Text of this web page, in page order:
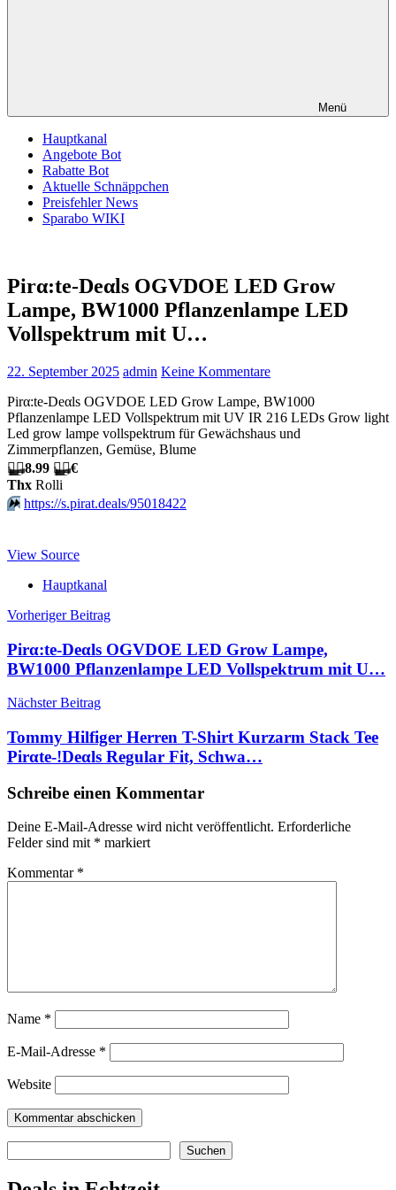
Menü
Hauptkanal
Angebote Bot
Rabatte Bot
Aktuelle Schnäppchen
Preisfehler News
Sparabo WIKI
Pirα:tе-Dеαls OGVDOE LED Grow
Lampe, BW1000 Pflanzenlampe LED
Vollspektrum mit U…
22. September 2025 admin Keine Kommentare
Pirα:tе-Dеαls OGVDOE LED Grow Lampe, BW1000
Pflanzenlampe LED Vollspektrum mit UV IR 216 LEDs Grow light
Led grow lampe vollspektrum für Gewächshaus und
Zimmerpflanzen, Gemüse, Blume
🏴‍☠️8.99 🏴‍☠️€
Thx Rolli
⏩️ https://s.pirat.deals/95018422
View Source
Hauptkanal
Beitragsnavigation
Vorheriger Beitrag
Pirα:tе-Dеαls OGVDOE LED Grow Lampe,
BW1000 Pflanzenlampe LED Vollspektrum mit U…
Nächster Beitrag
Tommy Hilfiger Herren T-Shirt Kurzarm Stack Tee
Pirαtе-!Dеαls Regular Fit, Schwa…
Schreibe einen Kommentar
Deine E-Mail-Adresse wird nicht veröffentlicht. Erforderliche
Felder sind mit * markiert
Kommentar *
Name *
E-Mail-Adresse *
Website
Suchen